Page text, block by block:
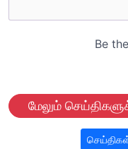
மேலும்